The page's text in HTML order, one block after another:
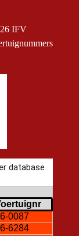
26 IFV